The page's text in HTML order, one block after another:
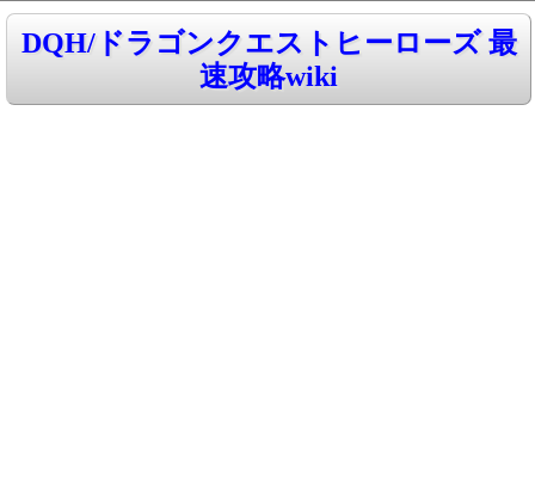
DQH/ドラゴンクエストヒーローズ 最
速攻略wiki